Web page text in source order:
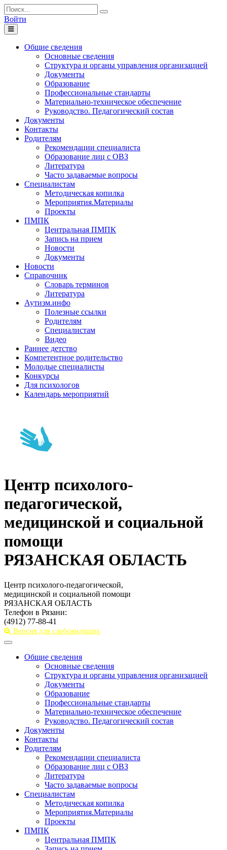
Войти
Toggle
navigation
Общие сведения
Основные сведения
Структура и органы управления организацией
Документы
Образование
Профессиональные стандарты
Материально-техническое обеспечение
Руководство. Педагогический состав
Документы
Контакты
Родителям
Рекомендации специалиста
Образование лиц с ОВЗ
Литература
Часто задаваемые вопросы
Специалистам
Методическая копилка
Мероприятия.Материалы
Проекты
ПМПК
Центральная ПМПК
Запись на прием
Новости
Документы
Новости
Справочник
Словарь терминов
Литература
Аутизм.инфо
Полезные ссылки
Родителям
Специалистам
Видео
Раннее детство
Компетентное родительство
Молодые специалисты
Конкурсы
Для психологов
Календарь мероприятий
Центр психолого-
педагогической,
медицинской и социальной
помощи
РЯЗАНСКАЯ ОБЛАСТЬ
Центр психолого-педагогической,
медицинской и социальной помощи
РЯЗАНСКАЯ ОБЛАСТЬ
Телефон в Рязани:
(4912) 77-88-41
Версия для слабовидящих
Toggle
navigationОбщие сведения
Основные сведения
Структура и органы управления организацией
Документы
Образование
Профессиональные стандарты
Материально-техническое обеспечение
Руководство. Педагогический состав
Документы
Контакты
Родителям
Рекомендации специалиста
Образование лиц с ОВЗ
Литература
Часто задаваемые вопросы
Специалистам
Методическая копилка
Мероприятия.Материалы
Проекты
ПМПК
Центральная ПМПК